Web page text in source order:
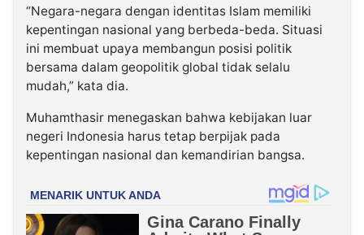
“Negara-negara dengan identitas Islam memiliki
kepentingan nasional yang berbeda-beda. Situasi
ini membuat upaya membangun posisi politik
bersama dalam geopolitik global tidak selalu
mudah,” kata dia.
Muhamthasir menegaskan bahwa kebijakan luar
negeri Indonesia harus tetap berpijak pada
kepentingan nasional dan kemandirian bangsa.